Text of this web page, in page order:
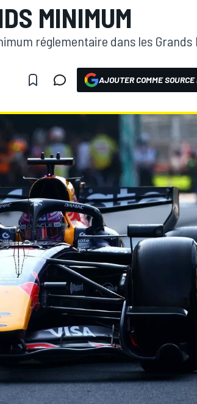
MINIMUM
réglementaire dans les Grands
AJOUTER COMME